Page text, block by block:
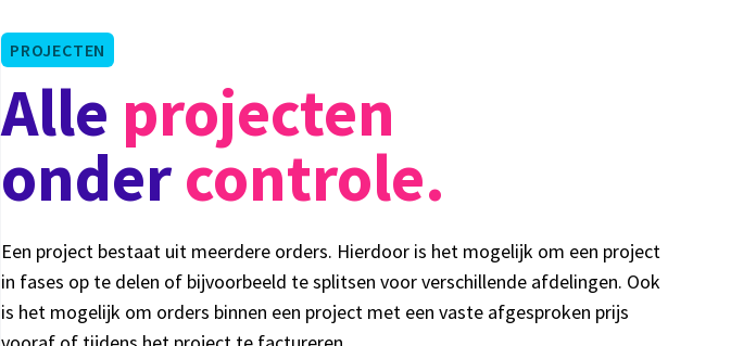
PROJECTEN
Alle projecten
ondercontrole.
Een project bestaat uit meerdere orders. Hierdoor is het mogelijk om een project
in fases op te delen of bijvoorbeeld te splitsen voor verschillende afdelingen. Ook
is het mogelijk om orders binnen een project met een vaste afgesproken prijs